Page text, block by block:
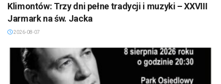
Klimontów: Trzy dni pełne tradycji i muzyki – XXVIII
Jarmark na św. Jacka
2026-08-07